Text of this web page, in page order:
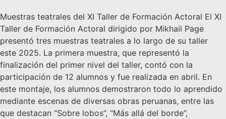
Muestras teatrales del XI Taller de Formación Actoral El XI
Taller de Formación Actoral dirigido por Mikhail Page
presentó tres muestras teatrales a lo largo de su taller
este 2025. La primera muestra, que representó la
finalización del primer nivel del taller, contó con la
participación de 12 alumnos y fue realizada en abril. En
este montaje, los alumnos demostraron todo lo aprendido
mediante escenas de diversas obras peruanas, entre las
que destacan “Sobre lobos”, “Más allá del borde”,